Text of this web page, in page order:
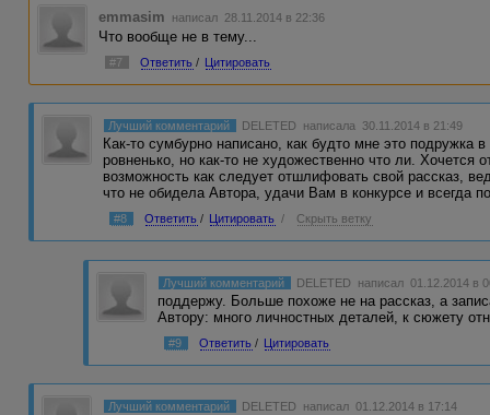
emmasim написал 28.11.2014 в 22:36
Что вообще не в тему...
#7 Ответить / Цитировать
Лучший комментарий DELETED написала 30.11.2014 в 21:49
Как-то сумбурно написано, как будто мне это подружка
ровненько, но как-то не художественно что ли. Хочется
возможность как следует отшлифовать свой рассказ,
что не обидела Автора, удачи Вам в конкурсе и всегда
#8 Ответить / Цитировать / Скрыть ветку
Лучший комментарий DELETED написал 01.12.2014 в
поддержу. Больше похоже не на рассказ, а
Автору: много личностных деталей, к сюжету
#9 Ответить / Цитировать
Лучший комментарий DELETED написал 01.12.2014 в 17:14